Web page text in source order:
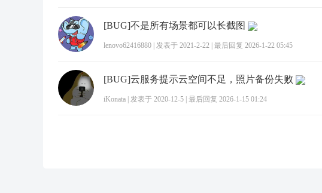
[BUG]不是所有场景都可以长截图
lenovo62416880 发表于 2021-2-22 最后回复 2026-1-22 05:45
[BUG]云服务提示云空间不足，照片备份失败
iKonata 发表于 2020-12-5 最后回复 2026-1-15 01:24